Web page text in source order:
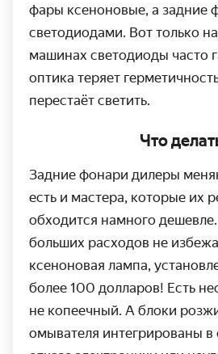
фары ксеноновые, а задние
светодиодами. Вот только
машинах светодиоды часто
оптика теряет
перестаёт светить.
Что
Задние фонари дилеры
есть и мастера, которые их
обходится намного
больших расходов не
ксеноновая лампа,
более 100 долларов! Есть
не копеечный. А блоки
омывателя интегрированы